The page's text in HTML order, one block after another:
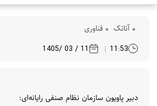
آناتک فناوری
11:53
11 / 03 /1405
دبیر پاویون سازمان نظام صنفی رایانه‌ای: